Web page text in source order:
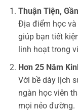
Thuận Tiện,
Địa điểm học
giúp bạn tiết
linh hoạt trong
Hơn 25 Năm
Với bề dày lịch
ngàn học viên
mọi nẻo đường.